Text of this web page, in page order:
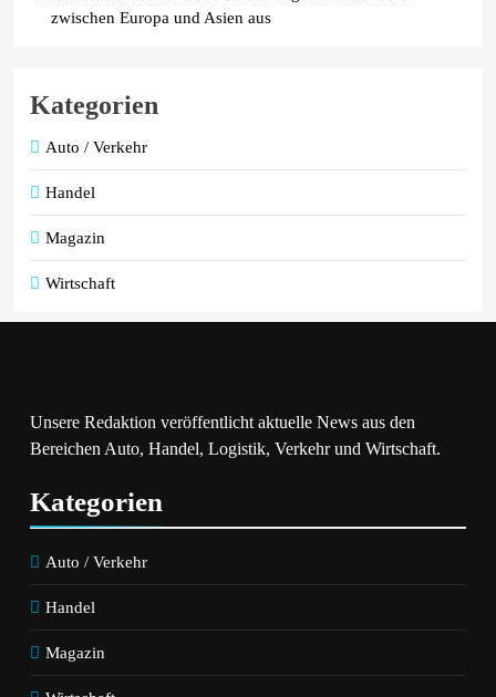
zwischen Europa und Asien aus
Kategorien
Auto / Verkehr
Handel
Magazin
Wirtschaft
Unsere Redaktion veröffentlicht aktuelle News aus den
Bereichen Auto, Handel, Logistik, Verkehr und Wirtschaft.
Kategorien
Auto / Verkehr
Handel
Magazin